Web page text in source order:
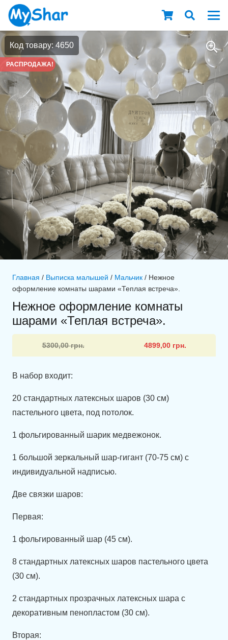
Код товару: 4650
РАСПРОДАЖА!
Главная / Выписка малышей / Мальчик / Нежное
оформление комнаты шарами «Теплая встреча».
Нежное оформление комнаты
шарами «Теплая встреча».
5300,00грн.
Первоначальная
цена
составляла
4899,00 грн.
Текущая
цена:
4899,00 грн..
В набор входит:
20 стандартных латексных шаров (30 см)
пастельного цвета, под потолок.
1 фольгированный шарик медвежонок.
1 большой зеркальный шар-гигант (70-75 см) с
индивидуальной надписью.
Две связки шаров:
Первая:
1 фольгированный шар (45 см).
8 стандартных латексных шаров пастельного цвета
(30 см).
2 стандартных прозрачных латексных шара с
декоративным пенопластом (30 см).
Вторая: